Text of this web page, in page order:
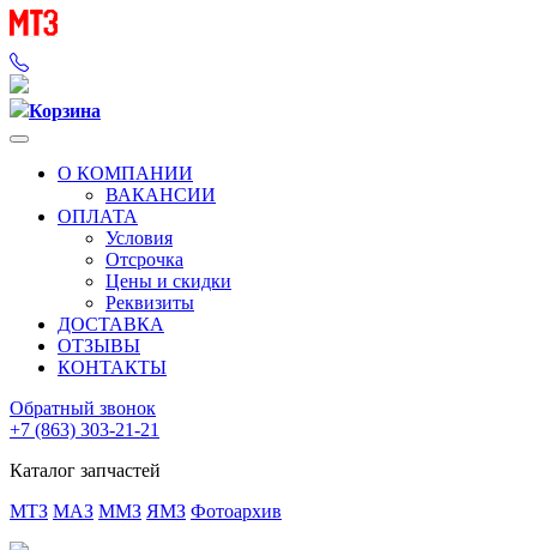
Корзина
О КОМПАНИИ
ВАКАНСИИ
ОПЛАТА
Условия
Отсрочка
Цены и скидки
Реквизиты
ДОСТАВКА
ОТЗЫВЫ
КОНТАКТЫ
Обратный звонок
+7 (863) 303-21-21
Каталог запчастей
МТЗ МАЗ ММЗ ЯМЗ Фотоархив